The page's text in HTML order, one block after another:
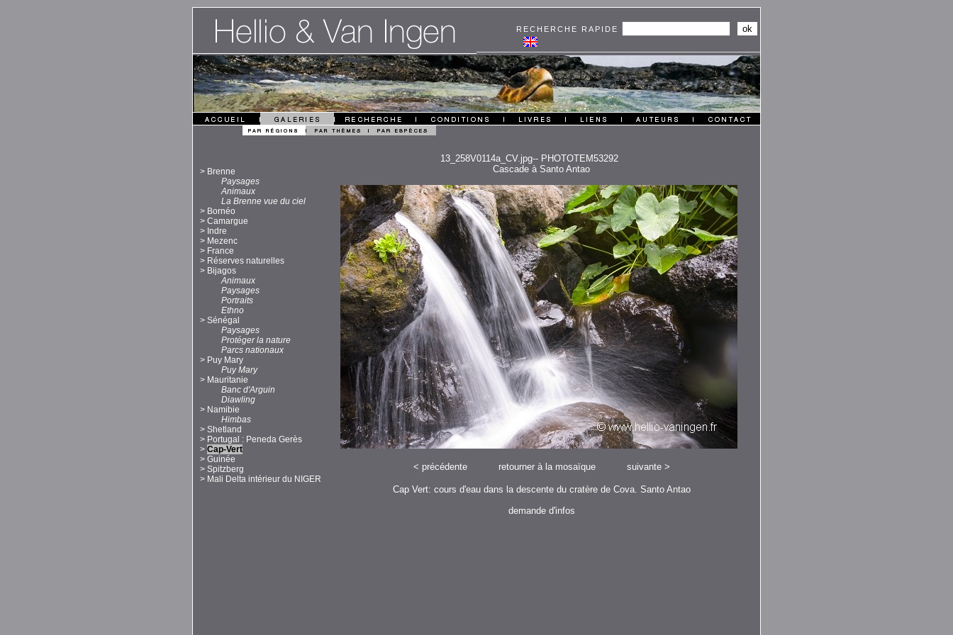
RECHERCHE RAPIDE
13_258V0114a_CV.jpg-- PHOTOTEM53292
> Brenne
Paysages
Animaux
La Brenne vue du ciel
> Bornéo
> Camargue
> Indre
> Mezenc
> France
> Réserves naturelles
> Bijagos
Animaux
Paysages
Portraits
Ethno
> Sénégal
Paysages
Protéger la nature
Parcs nationaux
> Puy Mary
Puy Mary
> Mauritanie
Banc d'Arguin
Diawling
> Namibie
Himbas
> Shetland
> Portugal : Peneda Gerès
> Cap-Vert
> Guinée
> Spitzberg
> Mali Delta intérieur du NIGER
Cascade à Santo Antao
< précédente retourner à la mosaïque suivante>
Cap Vert: cours d'eau dans la descente du cratère de Cova. Santo Antao
demande d'infos